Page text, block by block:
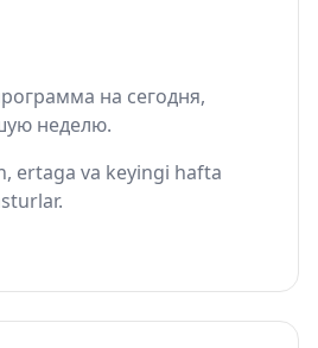
на сегодня,
неделю.
ertaga va keyingi hafta